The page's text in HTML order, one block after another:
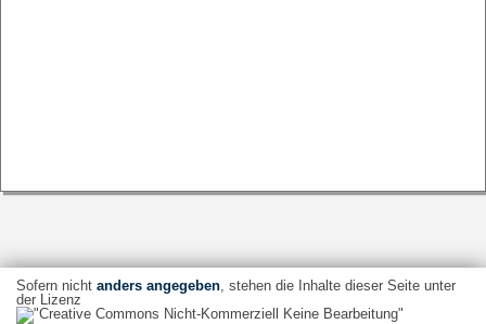
Sofern nicht anders angegeben, stehen die Inhalte dieser Seite unter
der Lizenz